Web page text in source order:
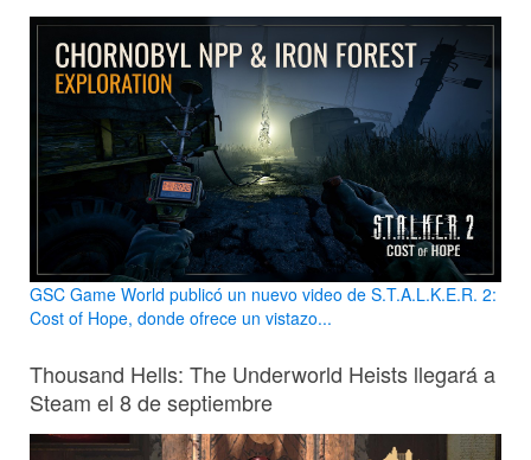
GSC Game World publicó un nuevo video de S.T.A.L.K.E.R. 2:
Cost of Hope, donde ofrece un vistazo...
Thousand Hells: The Underworld Heists llegará a
Steam el 8 de septiembre